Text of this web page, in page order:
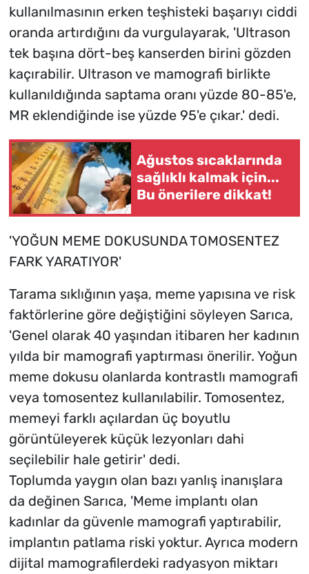
kullanılmasının erken teşhisteki başarıyı ciddi
oranda artırdığını da vurgulayarak, 'Ultrason
tek başına dört-beş kanserden birini gözden
kaçırabilir. Ultrason ve mamografi birlikte
kullanıldığında saptama oranı yüzde 80-85'e,
MR eklendiğinde ise yüzde 95'e çıkar.' dedi.
Ağustos sıcaklarında
sağlıklı kalmak için...
Bu önerilere dikkat!
'YOĞUN MEME DOKUSUNDA TOMOSENTEZ
FARK YARATIYOR'
Tarama sıklığının yaşa, meme yapısına ve risk
faktörlerine göre değiştiğini söyleyen Sarıca,
'Genel olarak 40 yaşından itibaren her kadının
yılda bir mamografi yaptırması önerilir. Yoğun
meme dokusu olanlarda kontrastlı mamografi
veya tomosentez kullanılabilir. Tomosentez,
memeyi farklı açılardan üç boyutlu
görüntüleyerek küçük lezyonları dahi
seçilebilir hale getirir' dedi.
Toplumda yaygın olan bazı yanlış inanışlara
da değinen Sarıca, 'Meme implantı olan
kadınlar da güvenle mamografi yaptırabilir,
implantın patlama riski yoktur. Ayrıca modern
dijital mamografilerdeki radyasyon miktarı